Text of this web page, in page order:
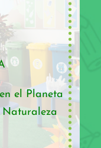
el Planeta